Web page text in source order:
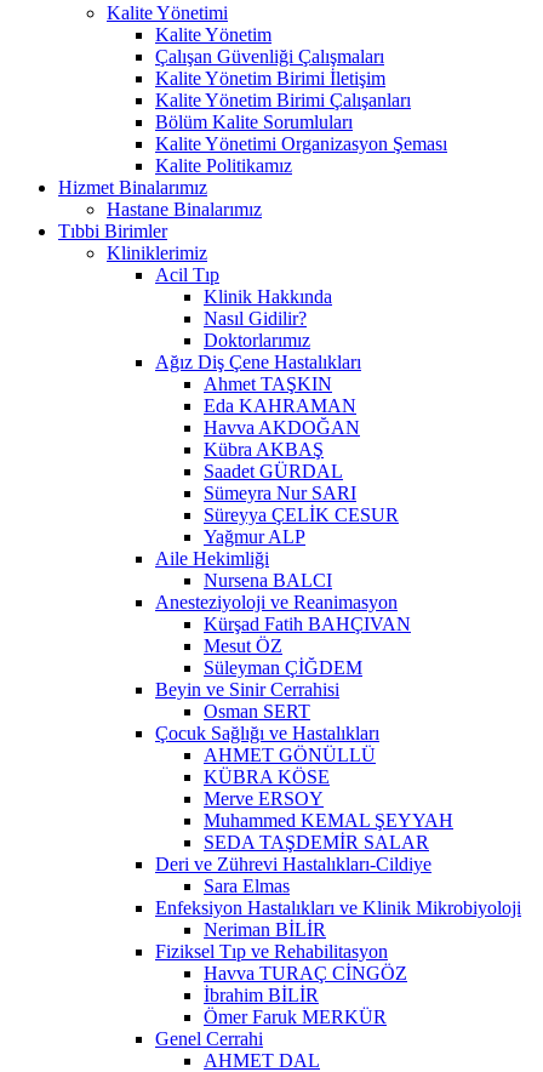
Kalite Yönetimi
Kalite Yönetim
Çalışan Güvenliği Çalışmaları
Kalite Yönetim Birimi İletişim
Kalite Yönetim Birimi Çalışanları
Bölüm Kalite Sorumluları
Kalite Yönetimi Organizasyon Şeması
Kalite Politikamız
Hizmet Binalarımız
Hastane Binalarımız
Tıbbi Birimler
Kliniklerimiz
Acil Tıp
Klinik Hakkında
Nasıl Gidilir?
Doktorlarımız
Ağız Diş Çene Hastalıkları
Ahmet TAŞKIN
Eda KAHRAMAN
Havva AKDOĞAN
Kübra AKBAŞ
Saadet GÜRDAL
Sümeyra Nur SARI
Süreyya ÇELİK CESUR
Yağmur ALP
Aile Hekimliği
Nursena BALCI
Anesteziyoloji ve Reanimasyon
Kürşad Fatih BAHÇIVAN
Mesut ÖZ
Süleyman ÇİĞDEM
Beyin ve Sinir Cerrahisi
Osman SERT
Çocuk Sağlığı ve Hastalıkları
AHMET GÖNÜLLÜ
KÜBRA KÖSE
Merve ERSOY
Muhammed KEMAL ŞEYYAH
SEDA TAŞDEMİR SALAR
Deri ve Zührevi Hastalıkları-Cildiye
Sara Elmas
Enfeksiyon Hastalıkları ve Klinik Mikrobiyoloji
Neriman BİLİR
Fiziksel Tıp ve Rehabilitasyon
Havva TURAÇ CİNGÖZ
İbrahim BİLİR
Ömer Faruk MERKÜR
Genel Cerrahi
AHMET DAL